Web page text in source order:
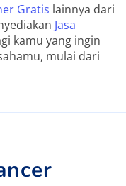
Gratis lainnya dari
Jasa
kamu yang ingin
mulai dari